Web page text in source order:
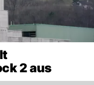
2 aus